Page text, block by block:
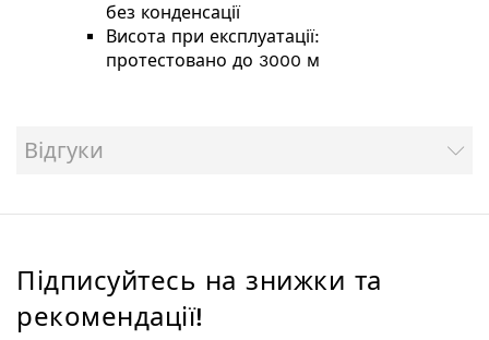
без конденсації
Висота при експлуатації:
протестовано до 3000 м
Відгуки
Підписуйтесь на знижки та
рекомендації!